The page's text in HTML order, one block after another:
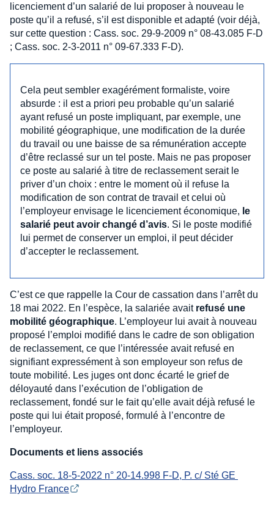
licenciement d’un salarié de lui proposer à nouveau le
poste qu’il a refusé, s’il est disponible et adapté (voir déjà,
sur cette question : Cass. soc. 29-9-2009 n° 08-43.085 F-D
; Cass. soc. 2-3-2011 n° 09-67.333 F-D).
Cela peut sembler exagérément formaliste, voire
absurde : il est a priori peu probable qu’un salarié
ayant refusé un poste impliquant, par exemple, une
mobilité géographique, une modification de la durée
du travail ou une baisse de sa rémunération accepte
d’être reclassé sur un tel poste. Mais ne pas proposer
ce poste au salarié à titre de reclassement serait le
priver d’un choix : entre le moment où il refuse la
modification de son contrat de travail et celui où
l’employeur envisage le licenciement économique, le
salarié peut avoir changé d’avis. Si le poste modifié
lui permet de conserver un emploi, il peut décider
d’accepter le reclassement.
C’est ce que rappelle la Cour de cassation dans l’arrêt du
18 mai 2022. En l’espèce, la salariée avait refusé une
mobilité géographique. L’employeur lui avait à nouveau
proposé l’emploi modifié dans le cadre de son obligation
de reclassement, ce que l’intéressée avait refusé en
signifiant expressément à son employeur son refus de
toute mobilité. Les juges ont donc écarté le grief de
déloyauté dans l’exécution de l’obligation de
reclassement, fondé sur le fait qu’elle avait déjà refusé le
poste qui lui était proposé, formulé à l’encontre de
l’employeur.
Documents et liens associés
Cass. soc. 18-5-2022 n° 20-14.998 F-D, P. c/ Sté GE
Hydro France